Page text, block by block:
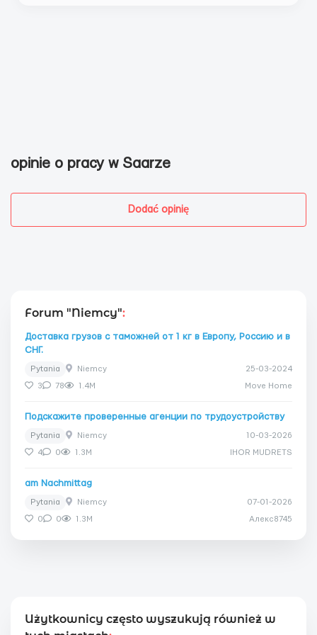
opinie o pracy w Saarze
Dodać opinię
Forum "Niemcy":
Доставка грузов с таможней от 1 кг в Европу, Россию и в
СНГ.
Pytania Niemcy 25-03-2024
3 78 1.4M Move Home
Подскажите проверенные агенции по трудоустройству
Pytania Niemcy 10-03-2026
4 0 1.3M IHOR MUDRETS
am Nachmittag
Pytania Niemcy 07-01-2026
0 0 1.3M Алекс8745
Użytkownicy często wyszukują również w